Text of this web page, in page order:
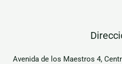
Avenida de los Maestros 4,